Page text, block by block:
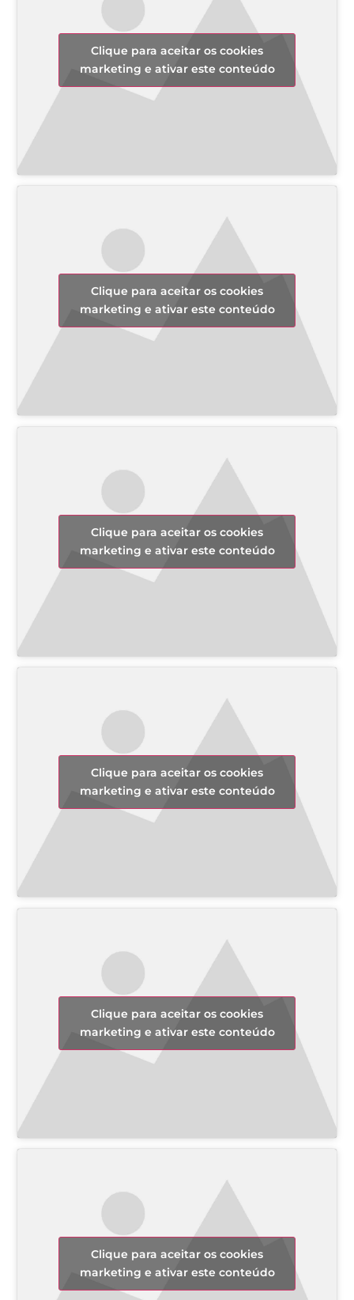
Clique para aceitar os cookies
marketing e ativar este conteúdo
Clique para aceitar os cookies
marketing e ativar este conteúdo
Clique para aceitar os cookies
marketing e ativar este conteúdo
Clique para aceitar os cookies
marketing e ativar este conteúdo
Clique para aceitar os cookies
marketing e ativar este conteúdo
Clique para aceitar os cookies
marketing e ativar este conteúdo